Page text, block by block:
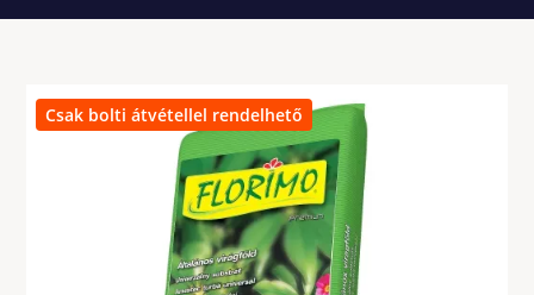
Csak bolti átvétellel rendelhető